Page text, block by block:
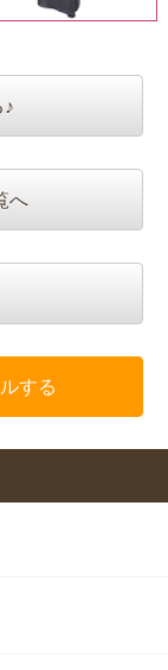
へ
する